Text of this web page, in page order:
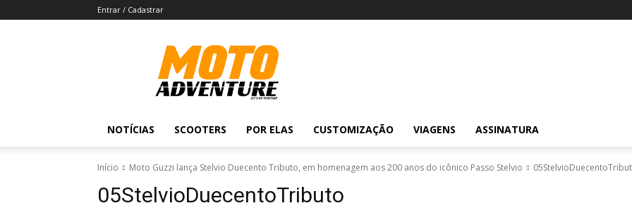
Entrar / Cadastrar
Revista
Moto
Adventure
NOTÍCIAS SCOOTERS POR ELAS CUSTOMIZAÇÃO VIAGENS ASSINATURA
Início Moto Guzzi lança Stelvio Duecento Tributo, em homenagem aos 200 anos do icônico Passo Stelvio
05StelvioDuecentoTributo